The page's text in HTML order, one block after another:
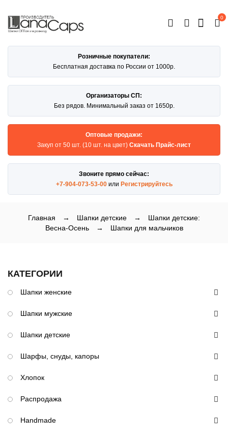
0
КАТАЛОГ
Розничные покупатели:
Бесплатная доставка по России от 1000р.
Организаторы СП:
Без рядов. Минимальный заказ от 1650р.
Оптовые продажи:
Закуп от 50 шт. (10 шт. на цвет) Скачать Прайс-лист
Звоните прямо сейчас:
+7-904-073-53-00или Регистрируйтесь
Главная → Шапки детские →
Шапки детские:
Весна-Осень
→ Шапки для мальчиков
КАТЕГОРИИ
Шапки женские
Шапки мужские
Шапки детские
Шарфы, снуды, капоры
Хлопок
Распродажа
Handmade